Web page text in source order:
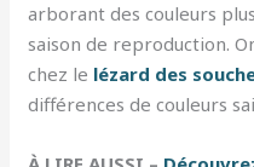
arborant des couleurs
saison de reproduction.
chez le lézard des
différences de couleurs